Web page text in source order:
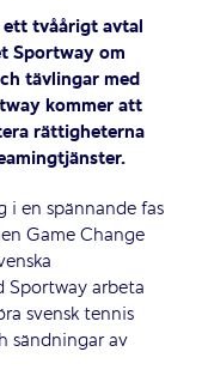
ett tvåårigt avtal
Sportway om
tävlingar med
kommer att
rättigheterna
i en spännande fas
Game Change
Sportway arbeta
svensk tennis
sändningar av